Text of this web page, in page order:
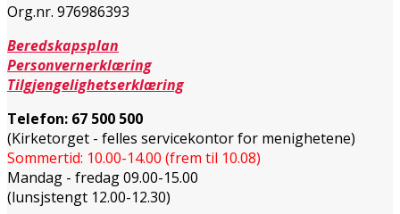
Org.nr. 976986393
Beredskapsplan
Personvernerklæring
Tilgjengelighetserklæring
Telefon: 67 500 500
(Kirketorget - felles servicekontor for menighetene)
Sommertid: 10.00-14.00 (frem til 10.08)
Mandag - fredag 09.00-15.00
(lunsjstengt 12.00-12.30)